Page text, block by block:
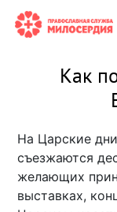
Как
На Царские
съезжаются
желающих
выставках,